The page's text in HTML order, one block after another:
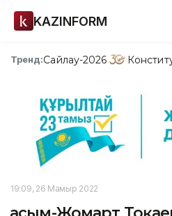
KAZINFORM
Тренд:Сайлау-2026
19:09, 26 Мамыр 2022